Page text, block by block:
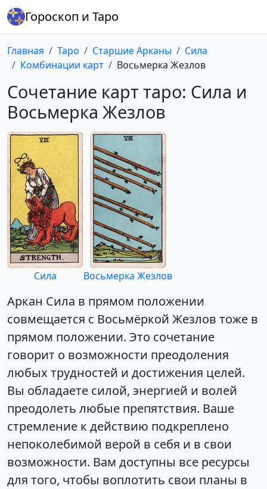
Гороскоп и Таро
Главная Таро Старшие Арканы
Сила
Комбинации карт
Восьмерка Жезлов
Сочетание карт таро: Сила и
Восьмерка Жезлов
Сила Восьмерка Жезлов
Аркан Сила в прямом положении
совмещается с Восьмёркой Жезлов тоже в
прямом положении. Это сочетание
говорит о возможности преодоления
любых трудностей и достижения целей.
Вы обладаете силой, энергией и волей
преодолеть любые препятствия. Ваше
стремление к действию подкреплено
непоколебимой верой в себя и в свои
возможности. Вам доступны все ресурсы
для того, чтобы воплотить свои планы в